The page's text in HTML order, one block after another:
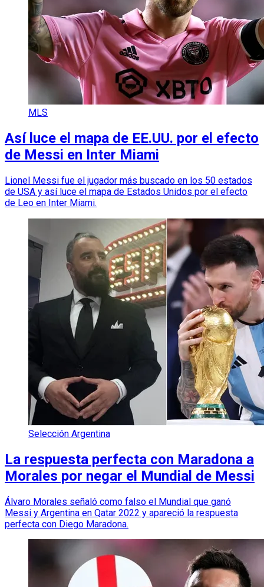
MLS
Así luce el mapa de EE.UU. por el efecto
de Messi en Inter Miami
Lionel Messi fue el jugador más buscado en los 50 estados
de USA y así luce el mapa de Estados Unidos por el efecto
de Leo en Inter Miami.
Selección Argentina
La respuesta perfecta con Maradona a
Morales por negar el Mundial de Messi
Álvaro Morales señaló como falso el Mundial que ganó
Messi y Argentina en Qatar 2022 y apareció la respuesta
perfecta con Diego Maradona.